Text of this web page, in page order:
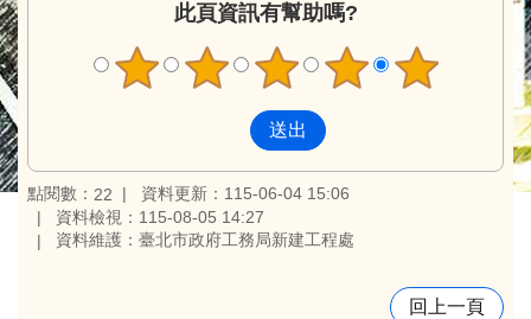
此頁資訊有幫助嗎?
點閱數： 22
資料更新：115-06-04 15:06
資料檢視：115-08-05 14:27
資料維護：臺北市政府工務局新建工程處
回上一頁